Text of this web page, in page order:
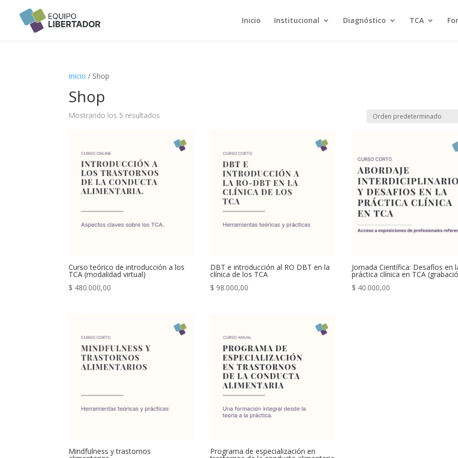
Inicio Institucional Diagnóstico TCA
Inicio / Shop
Shop
Mostrando los 5 resultados
Curso teórico de introducción a los
TCA (modalidad virtual)
$ 480.000,00
DBT e introducción al RO DBT en la
clínica de los TCA
$ 98.000,00
Jornada Científica: Desafíos en
práctica clínica en TCA
$ 40.000,00
Mindfulness y trastornos Programa de especialización en